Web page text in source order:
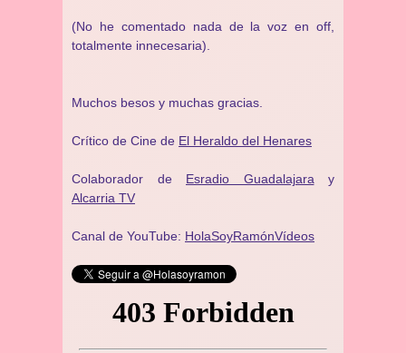
(No he comentado nada de la voz en off,
totalmente innecesaria).
Muchos besos y muchas gracias.
Crítico de Cine de El Heraldo del Henares
Colaborador de Esradio Guadalajara y
Alcarria TV
Canal de YouTube: HolaSoyRamónVídeos